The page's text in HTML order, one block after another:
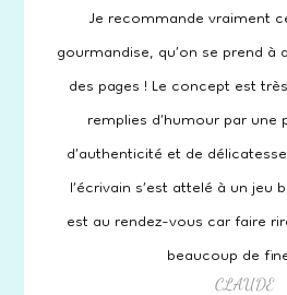
Je recommande vraiment
gourmandise, qu’on se prend
des pages ! Le concept est
remplies d’humour par
d’authenticité et de
l’écrivain s’est attelé à un jeu
est au rendez-vous car faire
beaucoup de
CLAUDE